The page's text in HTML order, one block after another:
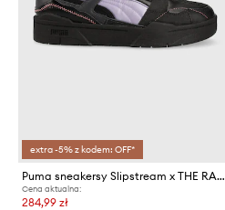
extra -5% z kodem: OFF*
Puma sneakersy Slipstream x THE RAGGED PRIEST
Cena aktualna:
284,99 zł